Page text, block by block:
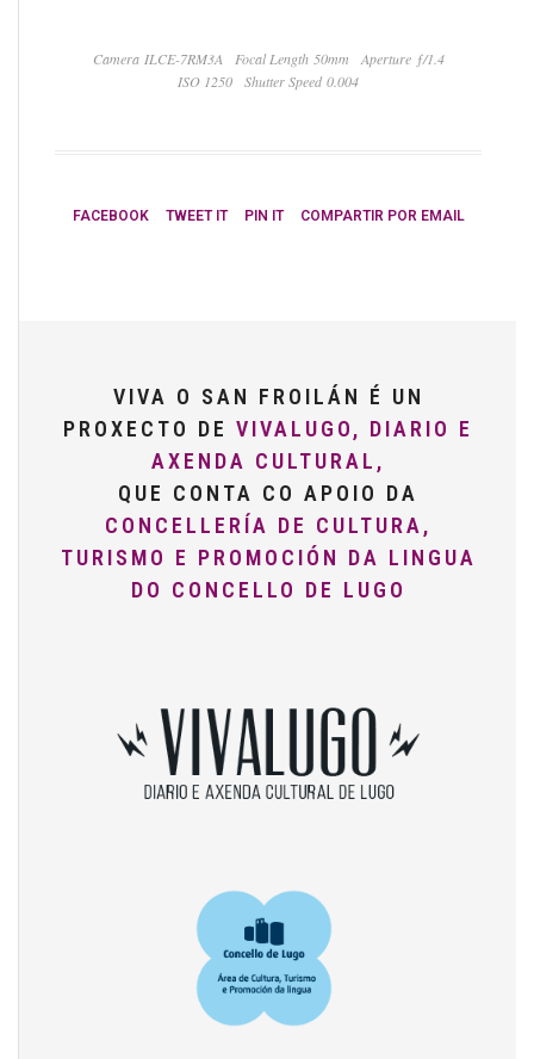
Camera ILCE-7RM3A Focal Length 50mm
Aperture ƒ/1.4
ISO 1250
Shutter Speed 0.004
FACEBOOK TWEET IT PIN IT COMPARTIR POR EMAIL
VIVA O SAN FROILÁN É UN
PROXECTO DE VIVALUGO, DIARIO E
AXENDA CULTURAL,
QUE CONTA CO APOIO DA
CONCELLERÍA DE CULTURA,
TURISMO E PROMOCIÓN DA LINGUA
DO CONCELLO DE LUGO